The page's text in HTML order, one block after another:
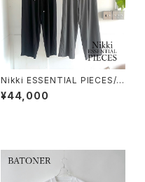
Nikki ESSENTIAL PIECES/ニ
ッキエッセンシャルピーシーズ・
Wool Cupro Easy Wide Tro
¥44,000